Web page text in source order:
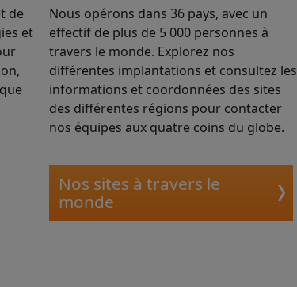
de
et
Nous opérons dans 36 pays, avec un
effectif de plus de 5 000 personnes à
travers le monde. Explorez nos
différentes implantations et consultez les
informations et coordonnées des sites
des différentes régions pour contacter
nos équipes aux quatre coins du globe.
Nos sites à travers le
monde